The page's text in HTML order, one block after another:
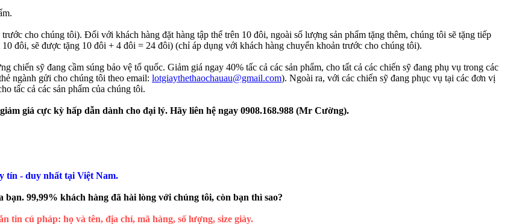
cho chúng tôi). Đối với khách hàng đặt hàng tập thể trên 10 đôi, ngoài số lượng sản phẩm tặng thêm, chúng tôi sẽ tặng tiếp
đôi, sẽ được tặng 10 đôi + 4 đôi = 24 đôi) (chỉ áp dụng với khách hàng chuyển khoản trước cho chúng tôi).
chiến sỹ đang cầm súng bảo vệ tổ quốc. Giảm giá ngay 40% tấc cả các sản phẩm, cho tất cả các chiến sỹ đang phụ vụ trong các
ngành gửi cho chúng tôi theo email: lotgiaythethaochauau@gmail.com). Ngoài ra, với các chiến sỹ đang phục vụ tại các đơn vị
tấc cả các sản phẩm của chúng tôi.
giá cực kỳ hấp dẫn dành cho đại lý. Hãy liên hệ ngay 0908.168.988 (Mr Cường).
tín - duy nhất tại Việt Nam.
99,99% khách hàng đã hài lòng với chúng tôi, còn bạn thì sao?
tin cú pháp: họ và tên, địa chỉ, mã hàng, số lượng, size giày.